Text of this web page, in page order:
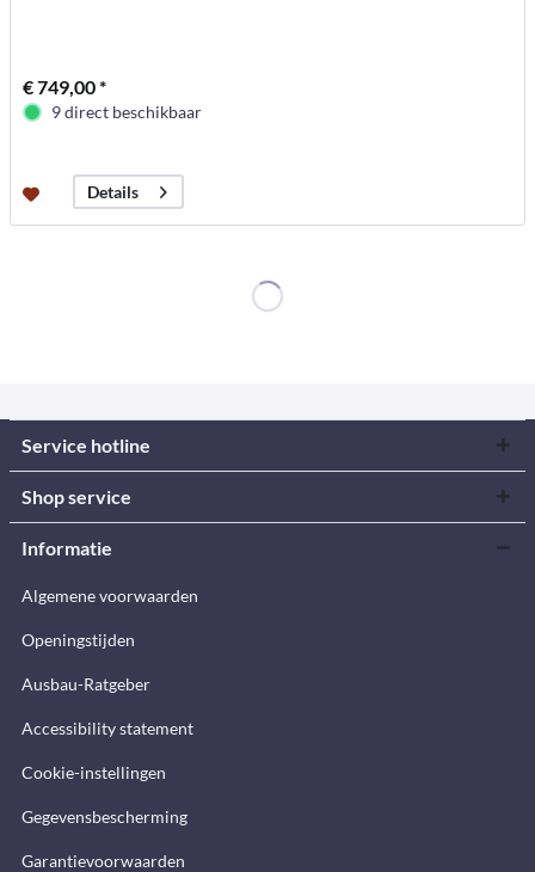
€ 749,00 *
9 direct beschikbaar
Details
Service hotline
Shop service
Informatie
Algemene voorwaarden
Openingstijden
Ausbau-Ratgeber
Accessibility statement
Cookie-instellingen
Gegevensbescherming
Garantievoorwaarden